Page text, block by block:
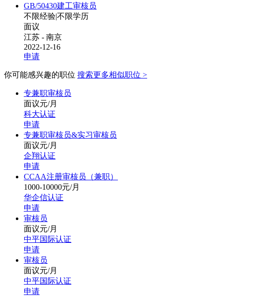
GB/50430建工审核员
不限经验|不限学历
面议
江苏 - 南京
2022-12-16
申请
你可能感兴趣的职位 搜索更多相似职位 >
专兼职审核员
面议元/月
科大认证
申请
专兼职审核员&实习审核员
面议元/月
企翔认证
申请
CCAA注册审核员（兼职）
1000-10000元/月
华企信认证
申请
审核员
面议元/月
中平国际认证
申请
审核员
面议元/月
中平国际认证
申请